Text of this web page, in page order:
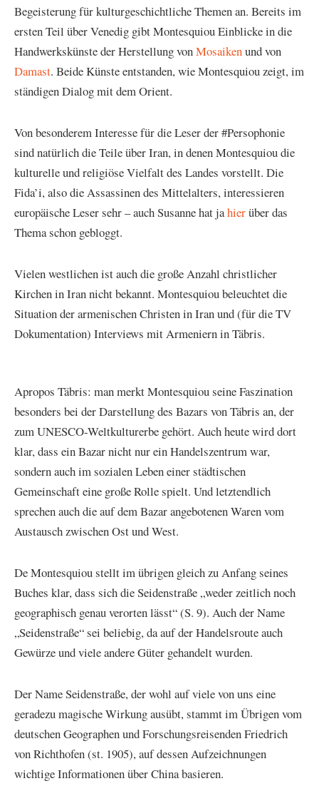
Begeisterung für kulturgeschichtliche Themen an. Bereits im
ersten Teil über Venedig gibt Montesquiou Einblicke in die
Handwerkskünste der Herstellung vonMosaikenund von
Damast. Beide Künste entstanden, wie Montesquiou zeigt, im
ständigen Dialog mit dem Orient.
Von besonderem Interesse für die Leser der #Persophonie
sind natürlich die Teile über Iran, in denen Montesquiou die
kulturelle und religiöse Vielfalt des Landes vorstellt. Die
Fida’i, also die Assassinen des Mittelalters, interessieren
europäische Leser sehr – auch Susanne hat jahierüber das
Thema schon gebloggt.
Vielen westlichen ist auch die große Anzahl christlicher
Kirchen in Iran nicht bekannt. Montesquiou beleuchtet die
Situation der armenischen Christen in Iran und (für die TV
Dokumentation) Interviews mit Armeniern in Täbris.
Apropos Täbris: man merkt Montesquiou seine Faszination
besonders bei der Darstellung des Bazars von Täbris an, der
zum UNESCO-Weltkulturerbe gehört. Auch heute wird dort
klar, dass ein Bazar nicht nur ein Handelszentrum war,
sondern auch im sozialen Leben einer städtischen
Gemeinschaft eine große Rolle spielt. Und letztendlich
sprechen auch die auf dem Bazar angebotenen Waren vom
Austausch zwischen Ost und West.
De Montesquiou stellt im übrigen gleich zu Anfang seines
Buches klar, dass sich die Seidenstraße „weder zeitlich noch
geographisch genau verorten lässt“ (S. 9). Auch der Name
„Seidenstraße“ sei beliebig, da auf der Handelsroute auch
Gewürze und viele andere Güter gehandelt wurden.
Der Name Seidenstraße, der wohl auf viele von uns eine
geradezu magische Wirkung ausübt, stammt im Übrigen vom
deutschen Geographen und Forschungsreisenden Friedrich
von Richthofen (st. 1905), auf dessen Aufzeichnungen
wichtige Informationen über China basieren.